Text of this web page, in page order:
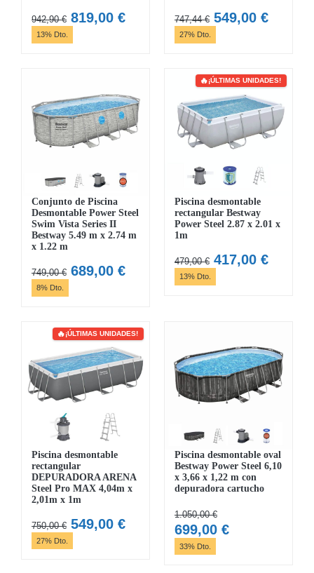
942,90€ El
819,00 €El
13% Dto.
747,44€ El
747,44 €.
549,00 €El
549,00
27% Dto.
Conjunto de Piscina
Desmontable Power Steel
Swim Vista Series II
Bestway 5.49 m x 2.74 m
x 1.22 m
749,00€ El
749,00 €.
689,00 €El
689,00 €.
8% Dto.
¡ÚLTIMAS UNIDADES!
Piscina desmontable
rectangular Bestway
Power Steel 2.87 x 2.01 x
1m
479,00€ El
417,00 €El
13% Dto.
¡ÚLTIMAS UNIDADES!
Piscina desmontable
rectangular
DEPURADORA ARENA
Steel Pro MAX 4,04m x
2,01m x 1m
750,00€ El
549,00 €El
27% Dto.
Piscina desmontable oval
Bestway Power Steel 6,10
x 3,66 x 1,22 m con
depuradora cartucho
1.050,00€
El
precio
699,00 €El
33% Dto.